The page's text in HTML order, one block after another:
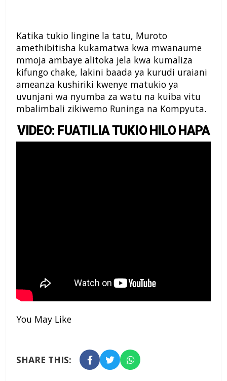
Katika tukio lingine la tatu, Muroto
amethibitisha kukamatwa kwa mwanaume
mmoja ambaye alitoka jela kwa kumaliza
kifungo chake, lakini baada ya kurudi uraiani
ameanza kushiriki kwenye matukio ya
uvunjani wa nyumba za watu na kuiba vitu
mbalimbali zikiwemo Runinga na Kompyuta.
VIDEO: FUATILIA TUKIO HILO HAPA
You May Like
SHARE THIS: